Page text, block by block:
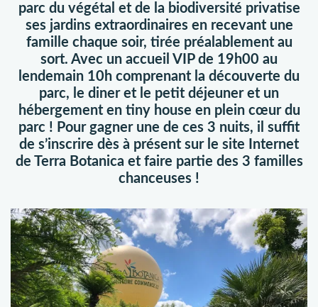
parc du végétal et de la biodiversité privatise
ses jardins extraordinaires en recevant une
famille chaque soir, tirée préalablement au
sort. Avec un accueil VIP de 19h00 au
lendemain 10h comprenant la découverte du
parc, le diner et le petit déjeuner et un
hébergement en tiny house en plein cœur du
parc ! Pour gagner une de ces 3 nuits, il suffit
de s’inscrire dès à présent sur le site Internet
de Terra Botanica et faire partie des 3 familles
chanceuses !